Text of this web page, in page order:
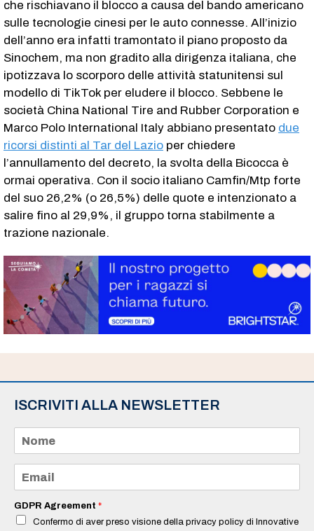
che rischiavano il blocco a causa del bando americano
sulle tecnologie cinesi per le auto connesse. All’inizio
dell’anno era infatti tramontato il piano proposto da
Sinochem, ma non gradito alla dirigenza italiana, che
ipotizzava lo scorporo delle attività statunitensi sul
modello di TikTok per eludere il blocco. Sebbene le
società China National Tire and Rubber Corporation e
Marco Polo International Italy abbiano presentato due
ricorsi distinti al Tar del Lazio per chiedere
l’annullamento del decreto, la svolta della Bicocca è
ormai operativa. Con il socio italiano Camfin/Mtp forte
del suo 26,2% (o 26,5%) delle quote e intenzionato a
salire fino al 29,9%, il gruppo torna stabilmente a
trazione nazionale.
ISCRIVITI ALLA NEWSLETTER
m
e
a
i
*
GDPR Agreement *
Confermo di aver preso visione della privacy policy di Innovative